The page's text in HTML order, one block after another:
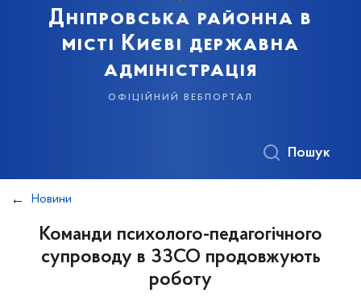
Дніпровська районна в
місті Києві державна
адміністрація
офіційний вебпортал
Пошук
Новини
Команди психолого-педагогічного
супроводу в ЗЗСО продовжують
роботу